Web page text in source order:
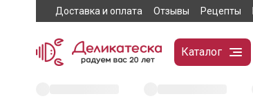
Доставка и оплата Отзывы Рецепты
Каталог